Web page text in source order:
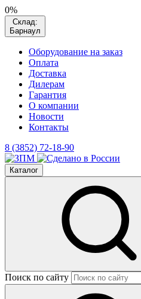
0%
Склад:
Барнаул
Оборудование на заказ
Оплата
Доставка
Дилерам
Гарантия
О компании
Новости
Контакты
8 (3852) 72-18-90
Каталог
Поиск по сайту